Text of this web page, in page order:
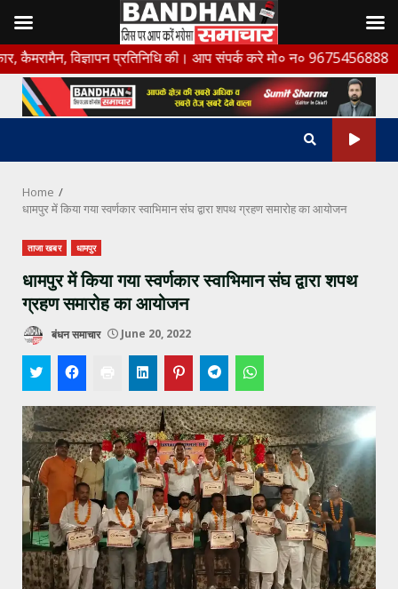
Skip
to
content
प्रतिनिधि की। आप संपर्क करे मो० न० 9675456888
Home
धामपुर में किया गया स्वर्णकार स्वाभिमान संघ द्वारा शपथ ग्रहण समारोह का आयोजन
ताजा खबर धामपुर
धामपुर में किया गया स्वर्णकार स्वाभिमान संघ द्वारा शपथ
ग्रहण समारोह का आयोजन
बंधन समाचार June 20, 2022